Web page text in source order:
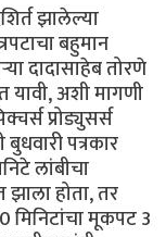
झालेल्या
बहुमान
दादासाहेब तोरणे
यावी, अशी मागणी
प्रोड्युसर्स
पत्रकार
लांबीचा
झाला होता, तर
मिनिटांचा मूकपट 3